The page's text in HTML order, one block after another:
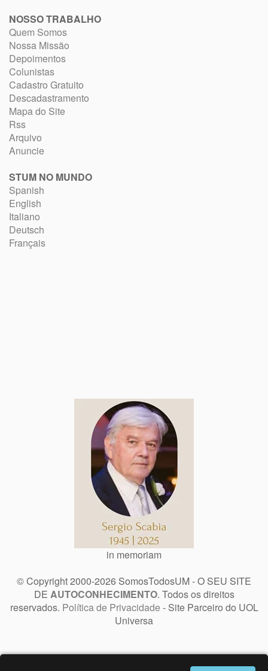
NOSSO TRABALHO
Quem Somos
Nossa Missão
Depoimentos
Colunistas
Cadastro Gratuito
Descadastramento
Mapa do Site
Rss
Arquivo
Anuncie
STUM NO MUNDO
Spanish
English
Italiano
Deutsch
Français
in memoriam
© Copyright 2000-2026 SomosTodosUM - O SEU SITE
DE AUTOCONHECIMENTO. Todos os direitos
reservados. Política de Privacidade - Site Parceiro do UOL
Universa